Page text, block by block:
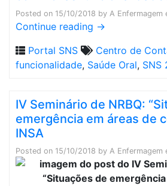
Posted on 15/10/2018 by A Enfermagem
Continue reading →
Portal SNS
Centro de
funcionalidade, Saúde Oral, SNS
IV Seminário de NRBQ:
emergência em áreas de
INSA
Posted on 15/10/2018 by A Enfermagem